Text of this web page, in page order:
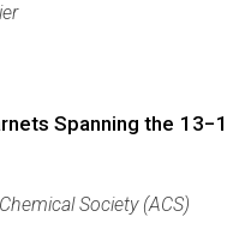
Spanning the
Society (ACS)